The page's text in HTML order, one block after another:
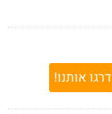
דרגו אותנו!